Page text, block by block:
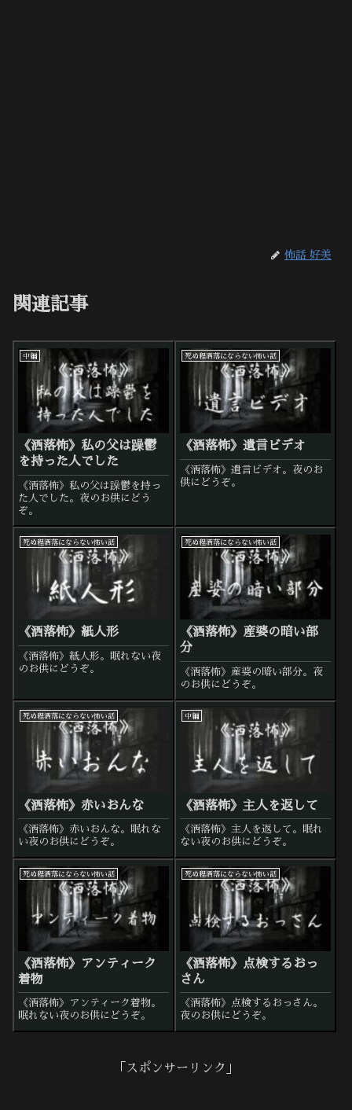
怖話 好美
関連記事
中編
《洒落怖》私の父は躁鬱
を持った人でした
《洒落怖》私の父は躁鬱を持っ
た人でした。夜のお供にどう
ぞ。
死ぬ程洒落にならない怖い話
《洒落怖》遺言ビデオ
《洒落怖》遺言ビデオ。夜のお
供にどうぞ。
死ぬ程洒落にならない怖い話
《洒落怖》紙人形
《洒落怖》紙人形。眠れない夜
のお供にどうぞ。
死ぬ程洒落にならない怖い話
《洒落怖》産婆の暗い部
分
《洒落怖》産婆の暗い部分。夜
のお供にどうぞ。
死ぬ程洒落にならない怖い話
《洒落怖》赤いおんな
《洒落怖》赤いおんな。眠れな
い夜のお供にどうぞ。
中編
《洒落怖》主人を返して
《洒落怖》主人を返して。眠れ
ない夜のお供にどうぞ。
死ぬ程洒落にならない怖い話
《洒落怖》アンティーク
着物
《洒落怖》アンティーク着物。
眠れない夜のお供にどうぞ。
死ぬ程洒落にならない怖い話
《洒落怖》点検するおっ
さん
《洒落怖》点検するおっさん。
夜のお供にどうぞ。
「スポンサーリンク」